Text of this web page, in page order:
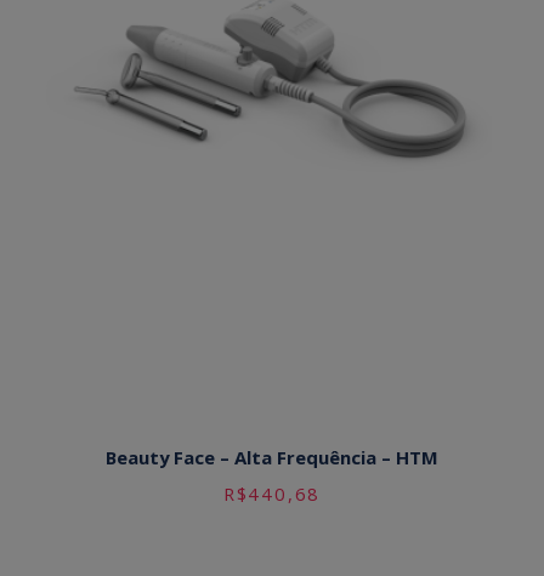
Beauty Face – Alta Frequência – HTM
R$440,68